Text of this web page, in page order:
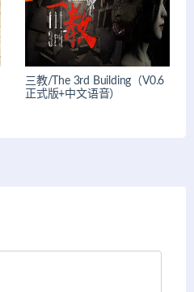
三教/The 3rd Building（V0.6
正式版+中文语音）